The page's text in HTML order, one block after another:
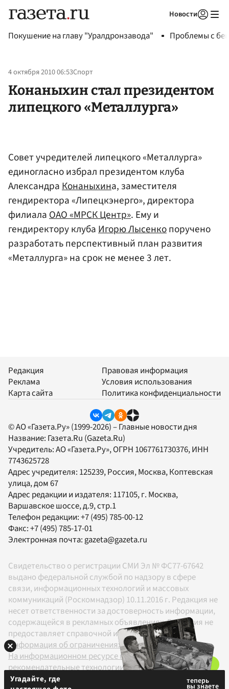
Новости
Покушение на главу "Уралдронзавода" Проблемы с
4 октября 2010 06:53Спорт
Конаныхин стал президентом
липецкого «Металлурга»
Совет учредителей липецкого «Металлурга»
единогласно избрал президентом клуба
АлександраКонаныхина, заместителя
гендиректора «Липецкэнерго», директора
филиалаОАО «МРСК Центр». Ему и
гендиректору клубаИгорю Лысенкопоручено
разработать перспективный план развития
«Металлурга» на срок не менее 3 лет.
Редакция
Реклама
Карта сайта
Правовая информация
Условия использования
Политика конфиденциальности
© АО «Газета.Ру» (1999-2026) – Главные новости дня
Название: Газета.Ru (Gazeta.Ru)
Учредитель:АО «Газета.Ру», ОГРН 1067761730376, ИНН
7743625728
Адрес учредителя: 125239, Россия, Москва, Коптевская
улица, дом 67
Адрес редакции и издателя: 117105, г. Москва,
Варшавское шоссе, д.9, стр.1
Телефон редакции:+7 (495) 785-00-12
Факс:+7 (495) 785-17-01
Электронная почта:gazeta@gazeta.ru
Свидетельство о регистрации СМИ Эл № ФС77-67642
выдано федеральной службой по надзору в сфере
связи, информационных технологий и массовых
коммуникаций (Роскомнадзор) 10.11.2016 г. Редакция не
несет ответственности за достоверность информации,
содержащейся в рекламных объявлениях. Редакция не
предоставляет справочной информации.
Информация об ограничениях
На информационном ресурсе применяются
рекомендательные технологии в соответствии с
Правилами
Угадайте, где